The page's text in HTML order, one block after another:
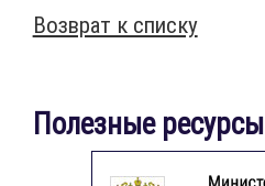
Возврат к списку
Полезные ресурсы